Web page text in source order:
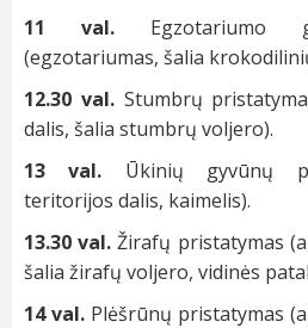
11 val. Egzotariumo
(egzotariumas, šalia
12.30 val.Stumbrų
dalis, šalia stumbrų voljero).
13 val. Ūkinių gyvūnų
teritorijos dalis, kaimelis).
13.30 val. Žirafų pristatymas
šalia žirafų voljero, vidinės
14 val. Plėšrūnų pristatymas